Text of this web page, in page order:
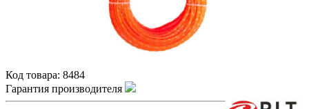
Код товара: 8484
Гарантия производителя